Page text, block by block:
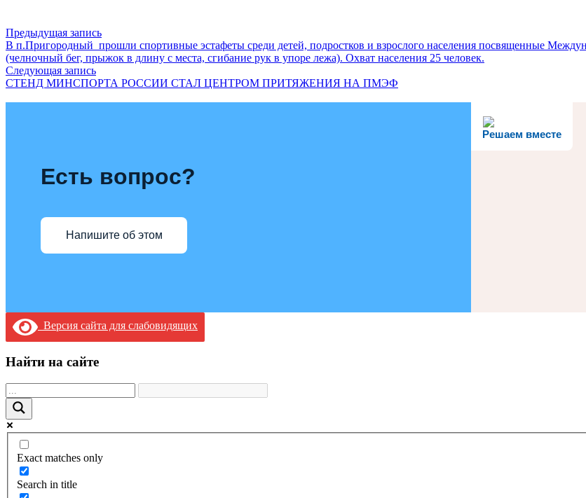
Предыдущая запись
В п.Пригородный прошли спортивные эстафеты среди детей, подростков и взрослого населения посвященные
(челночный бег, прыжок в длину с места, сгибание рук в упоре лежа). Охват населения 25 человек.
Следующая запись
СТЕНД МИНСПОРТА РОССИИ СТАЛ ЦЕНТРОМ ПРИТЯЖЕНИЯ НА ПМЭФ
Решаем вместе
Есть вопрос?
Напишите об этом
Версия сайта для слабовидящих
Найти на сайте
Exact matches only
Search in title